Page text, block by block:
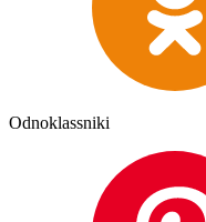
Odnoklassniki